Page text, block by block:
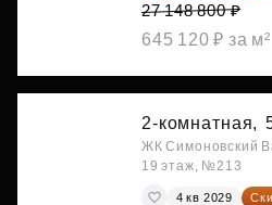
27 148 800 ₽
645 120 ₽ за м²
2-комнатная,
ЖК Симоновский
19 этаж, №213
4 кв 2029